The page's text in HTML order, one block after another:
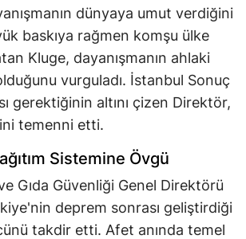
dünyaya umut verdiğini
baskıya rağmen komşu ülke
Kluge, dayanışmanın ahlaki
vurguladı. İstanbul Sonuç
gerektiğinin altını çizen Direktör,
temenni etti.
Sistemine Övgü
Gıda Güvenliği Genel Direktörü
deprem sonrası geliştirdiği
takdir etti. Afet anında temel